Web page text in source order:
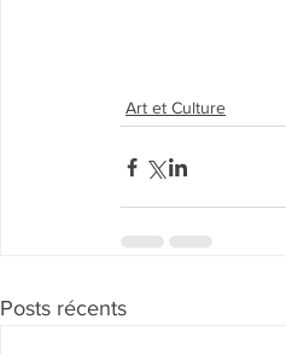
Art et Culture
Posts récents